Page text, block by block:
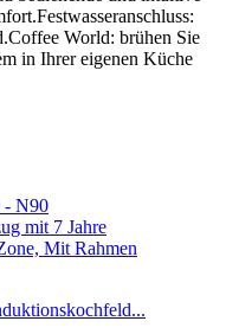
World: brühen Sie
in Ihrer eigenen Küche